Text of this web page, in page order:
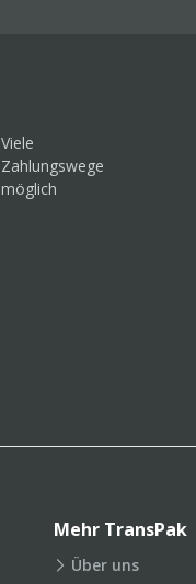
Viele
Zahlungswege
möglich
Mehr TransPak
Über uns